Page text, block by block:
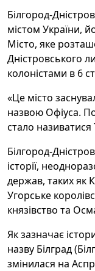
Білгород-
містом України,
Місто, яке
Дністровського
колоністами в 6
«Це місто
назвою Офіуса.
стало називатися
Білгород-
історії,
держав, таких як
Угорське
князівство та
Як зазначає
назву Білград
змінилася на